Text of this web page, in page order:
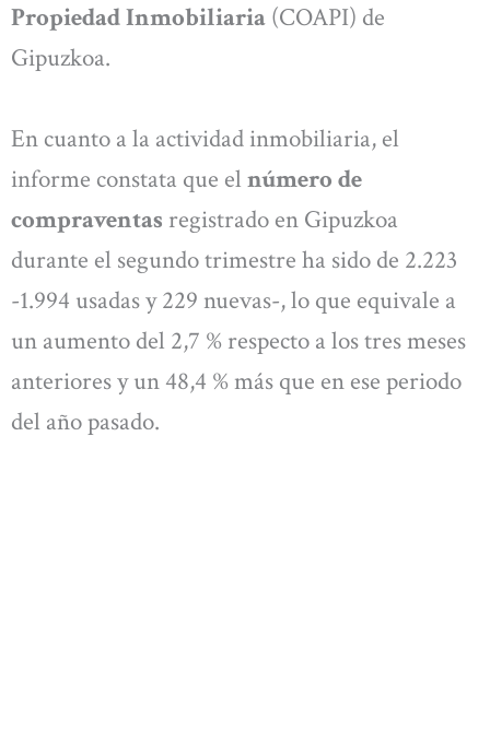
Propiedad Inmobiliaria (COAPI) de
Gipuzkoa.
En cuanto a la actividad inmobiliaria, el
informe constata que el número de
compraventas registrado en Gipuzkoa
durante el segundo trimestre ha sido de 2.223
-1.994 usadas y 229 nuevas-, lo que equivale a
un aumento del 2,7 % respecto a los tres meses
anteriores y un 48,4 % más que en ese periodo
del año pasado.